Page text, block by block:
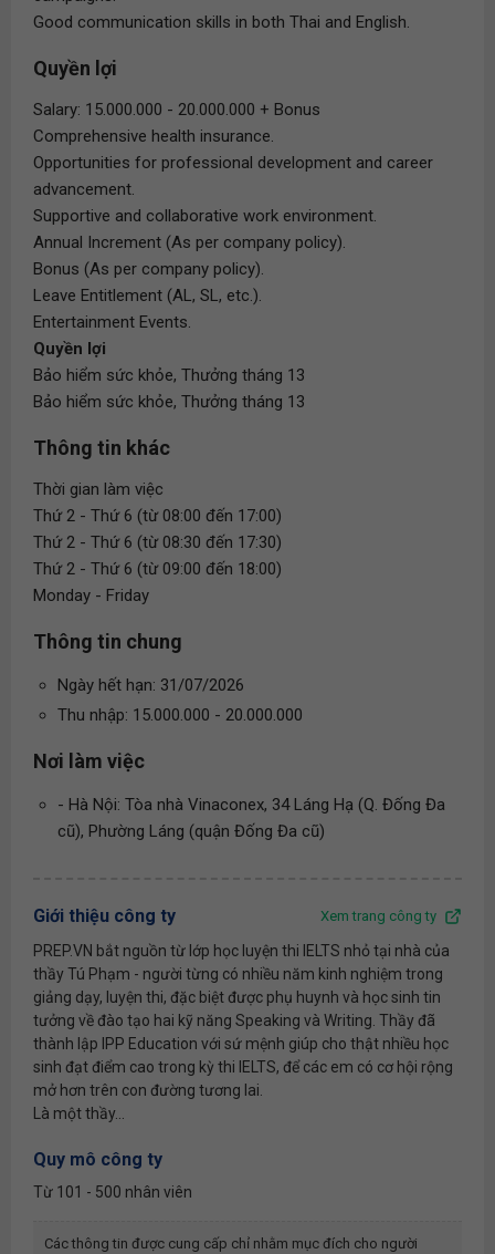
Good communication skills in both Thai and English.
Quyền lợi
Salary: 15.000.000 - 20.000.000 + Bonus
Comprehensive health insurance.
Opportunities for professional development and career
advancement.
Supportive and collaborative work environment.
Annual Increment (As per company policy).
Bonus (As per company policy).
Leave Entitlement (AL, SL, etc.).
Entertainment Events.
Quyền lợi
Bảo hiểm sức khỏe, Thưởng tháng 13
Bảo hiểm sức khỏe, Thưởng tháng 13
Thông tin khác
Thời gian làm việc
Thứ 2 - Thứ 6 (từ 08:00 đến 17:00)
Thứ 2 - Thứ 6 (từ 08:30 đến 17:30)
Thứ 2 - Thứ 6 (từ 09:00 đến 18:00)
Monday - Friday
Thông tin chung
Ngày hết hạn: 31/07/2026
Thu nhập: 15.000.000 - 20.000.000
Nơi làm việc
- Hà Nội: Tòa nhà Vinaconex, 34 Láng Hạ (Q. Đống Đa
cũ), Phường Láng (quận Đống Đa cũ)
Giới thiệu công ty Xem trang công ty
PREP.VN bắt nguồn từ lớp học luyện thi IELTS nhỏ tại nhà của
thầy Tú Phạm - người từng có nhiều năm kinh nghiệm trong
giảng dạy, luyện thi, đặc biệt được phụ huynh và học sinh tin
tưởng về đào tạo hai kỹ năng Speaking và Writing. Thầy đã
thành lập IPP Education với sứ mệnh giúp cho thật nhiều học
sinh đạt điểm cao trong kỳ thi IELTS, để các em có cơ hội rộng
mở hơn trên con đường tương lai.
Là một thầy...
Quy mô công ty
Từ 101 - 500 nhân viên
Các thông tin được cung cấp chỉ nhằm mục đích cho người